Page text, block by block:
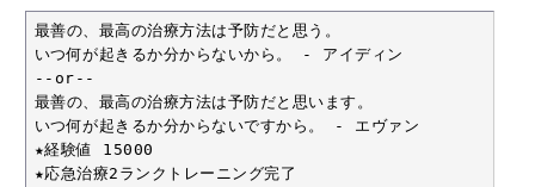
最善の、最高の治療方法は予防だと思う。
いつ何が起きるか分からないから。 - アイディン
--or--
最善の、最高の治療方法は予防だと思います。
いつ何が起きるか分からないですから。 - エヴァン
★経験値 15000
★応急治療2ランクトレーニング完了